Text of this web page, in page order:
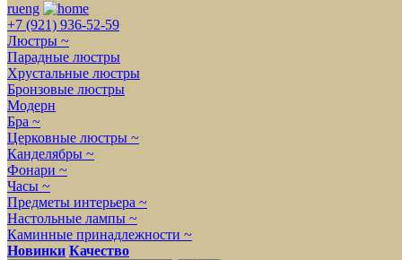
rueng
+7 (921) 936-52-59
Люстры ~
Парадные люстры
Хрустальные люстры
Бронзовые люстры
Модерн
Бра ~
Церковные люстры ~
Канделябры ~
Фонари ~
Часы ~
Предметы интерьера ~
Настольные лампы ~
Каминные принадлежности ~
Новинки Качество